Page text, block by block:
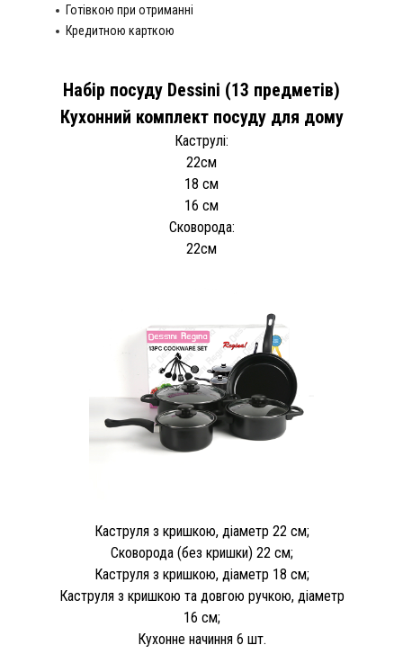
Готівкою при отриманні
Кредитною карткою
Набір посуду Dessini (13 предметів)
Кухонний комплект посуду для дому
Каструлі:
22см
18 см
16 см
Сковорода:
22см
Каструля з кришкою, діаметр 22 см;
Сковорода (без кришки) 22 см;
Каструля з кришкою, діаметр 18 см;
Каструля з кришкою та довгою ручкою, діаметр
16 см;
Кухонне начиння 6 шт.